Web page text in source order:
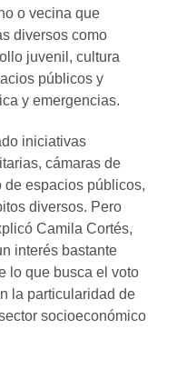
o vecina que
diversos como
juvenil, cultura
públicos y
y emergencias.
iniciativas
cámaras de
espacios públicos,
diversos. Pero
Camila Cortés,
interés bastante
lo que busca el voto
la particularidad de
socioeconómico